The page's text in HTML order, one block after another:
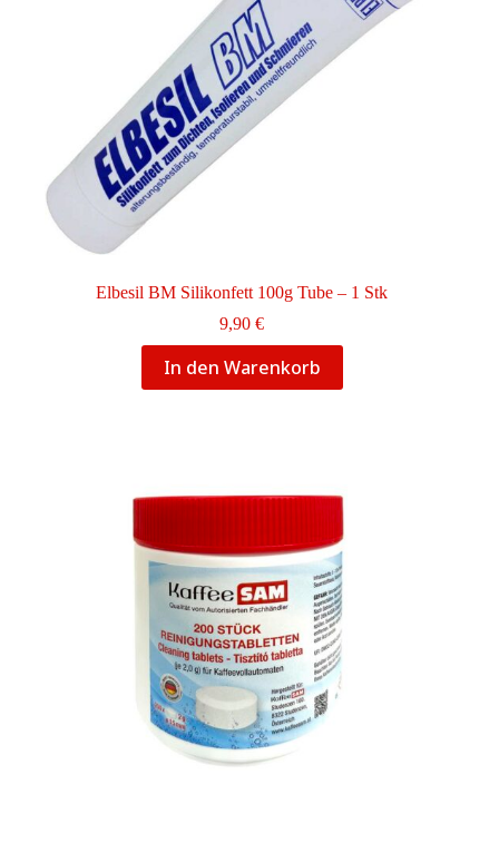
Elbesil BM Silikonfett 100g Tube – 1 Stk
9,90€
In den Warenkorb